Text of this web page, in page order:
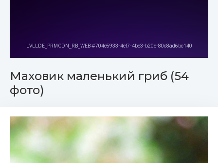
Маховик маленький гриб (54
фото)